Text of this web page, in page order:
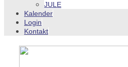
JULE
Kalender
Login
Kontakt